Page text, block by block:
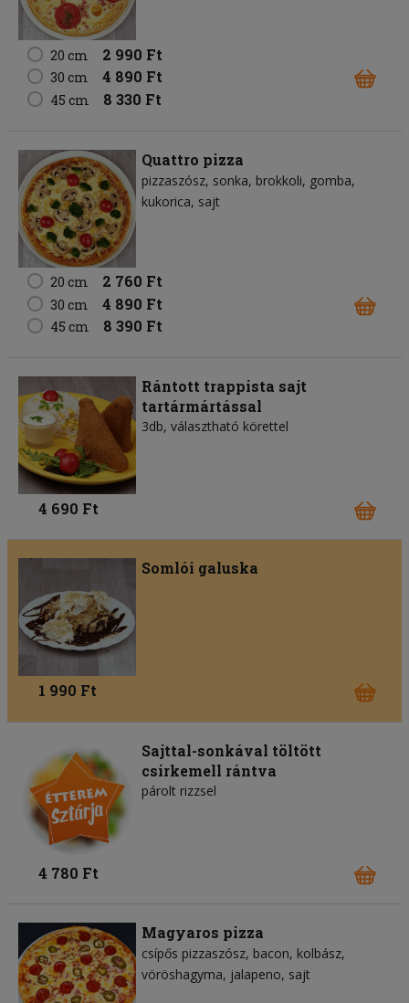
20 cm 2 990 Ft
30 cm 4 890 Ft
45 cm 8 330 Ft
Quattro pizza
pizzaszósz sonka brokkoli gomba
kukorica sajt
20 cm 2 760 Ft
30 cm 4 890 Ft
45 cm 8 390 Ft
Rántott trappista sajt
tartármártással
3db, választható körettel
4 690 Ft
Somlói galuska
1 990 Ft
Sajttal-sonkával töltött
csirkemell rántva
párolt rizzsel
4 780 Ft
Magyaros pizza
csípős pizzaszósz bacon kolbász
vöröshagyma jalapeno sajt